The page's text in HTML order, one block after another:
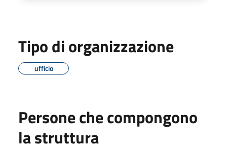
Tipo di organizzazione
ufficio
Persone che compongono
la struttura